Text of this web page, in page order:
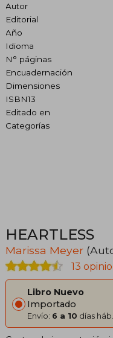
Autor
Editorial
Año
Idioma
N° páginas
Encuadernación
Dimensiones
ISBN13
Editado en
Categorías
HEARTLESS
Marissa Meyer
13
Libro Nuevo
Importado
Envío: 6 a 10 días háb.